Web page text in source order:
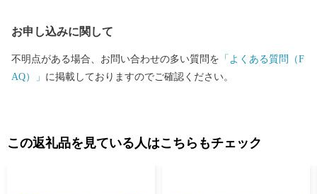
お申し込みに関して
不明点がある場合、お問い合わせの多い質問を 「よくある質問（F
AQ）」 に掲載しておりますのでご確認ください。
この返礼品を見ている人はこちらもチェック